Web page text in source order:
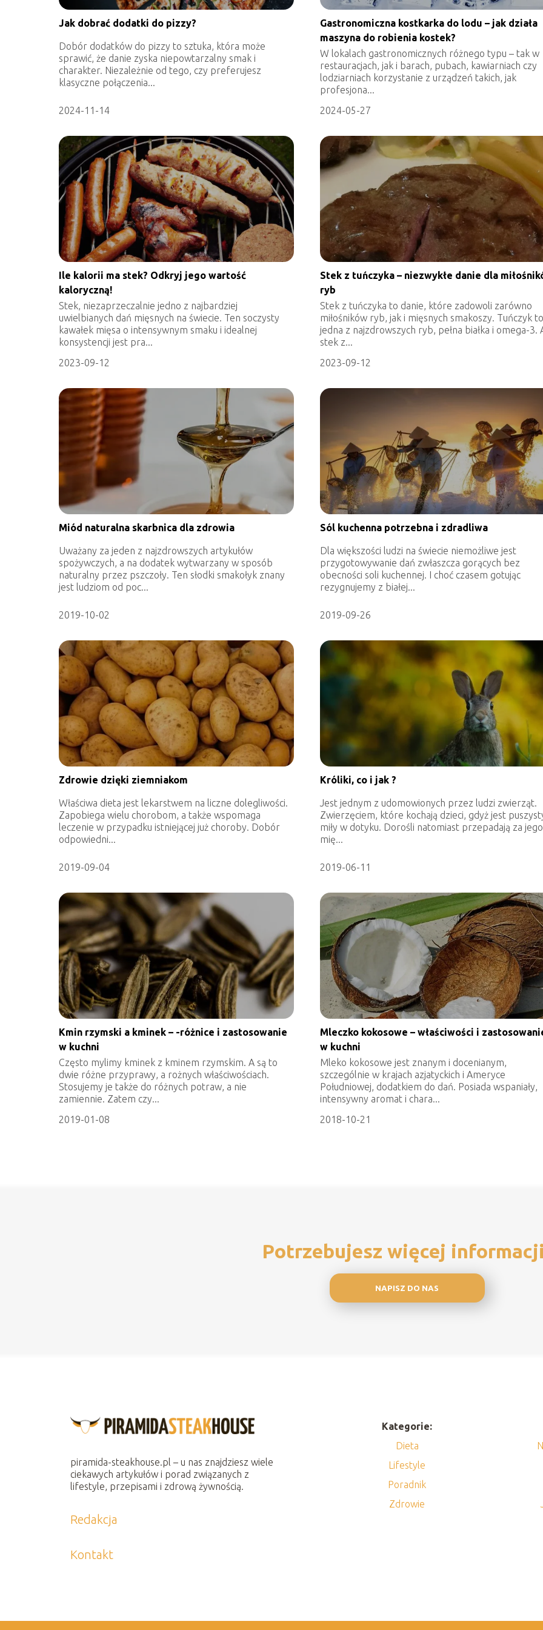
Jak dobrać dodatki do pizzy?
Dobór dodatków do pizzy to sztuka, która może
sprawić, że danie zyska niepowtarzalny smak i
charakter. Niezależnie od tego, czy preferujesz
klasyczne połączenia...
2024-11-14
Gastronomiczna kostkarka do lodu – jak działa
maszyna do robienia kostek?
W lokalach gastronomicznych różnego typu – tak w
restauracjach, jak i barach, pubach, kawiarniach czy
lodziarniach korzystanie z urządzeń takich, jak
profesjona...
2024-05-27
Ile kalorii ma stek? Odkryj jego wartość
kaloryczną!
Stek, niezaprzeczalnie jedno z najbardziej
uwielbianych dań mięsnych na świecie. Ten soczysty
kawałek mięsa o intensywnym smaku i idealnej
konsystencji jest pra...
2023-09-12
Stek z tuńczyka – niezwykłe danie dla
ryb
Stek z tuńczyka to danie, które zadowoli zarówno
miłośników ryb, jak i mięsnych smakoszy. Tuńczyk
jedna z najzdrowszych ryb, pełna białka i omega-3.
stek z...
2023-09-12
Miód naturalna skarbnica dla zdrowia
Uważany za jeden z najzdrowszych artykułów
spożywczych, a na dodatek wytwarzany w sposób
naturalny przez pszczoły. Ten słodki smakołyk znany
jest ludziom od poc...
2019-10-02
Sól kuchenna potrzebna i zdradliwa
Dla większości ludzi na świecie niemożliwe jest
przygotowywanie dań zwłaszcza gorących bez
obecności soli kuchennej. I choć czasem gotując
rezygnujemy z białej...
2019-09-26
Zdrowie dzięki ziemniakom
Właściwa dieta jest lekarstwem na liczne dolegliwości.
Zapobiega wielu chorobom, a także wspomaga
leczenie w przypadku istniejącej już choroby. Dobór
odpowiedni...
2019-09-04
Króliki, co i jak ?
Jest jednym z udomowionych przez ludzi zwierząt.
Zwierzęciem, które kochają dzieci, gdyż jest
miły w dotyku. Dorośli natomiast przepadają za jego
mię...
2019-06-11
Kmin rzymski a kminek – -różnice i zastosowanie
w kuchni
Często mylimy kminek z kminem rzymskim. A są to
dwie różne przyprawy, a rożnych właściwościach.
Stosujemy je także do różnych potraw, a nie
zamiennie. Zatem czy...
2019-01-08
Mleczko kokosowe – właściwości i
w kuchni
Mleko kokosowe jest znanym i docenianym,
szczególnie w krajach azjatyckich i Ameryce
Południowej, dodatkiem do dań. Posiada wspaniały,
intensywny aromat i chara...
2018-10-21
Potrzebujesz więcej
NAPISZ DO NAS
piramida-steakhouse.pl – u nas znajdziesz wiele
ciekawych artykułów i porad związanych z
lifestyle, przepisami i zdrową żywnością.
Redakcja
Kontakt
Kategorie:
Dieta
Lifestyle
Poradnik
Zdrowie